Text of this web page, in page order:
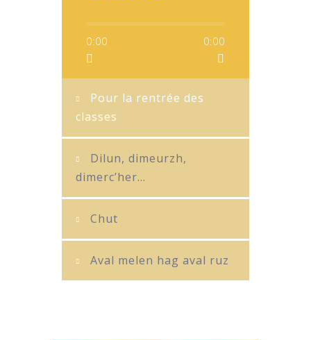
0:00 0:00
Pour la rentrée des
classes
Dilun, dimeurzh,
dimerc’her…
Chut
Aval melen hag aval ruz